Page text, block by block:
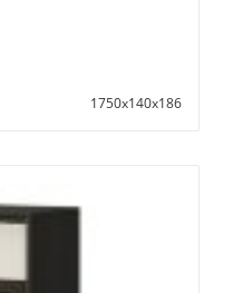
1750х140х186